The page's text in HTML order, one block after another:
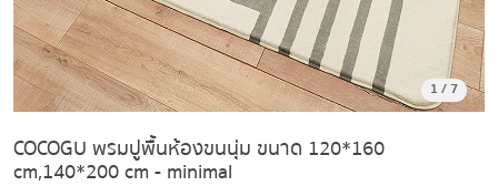
1 / 7
COCOGU พรมปูพื้นห้องขนนุ่ม ขนาด 120*160
cm,140*200 cm - minimal